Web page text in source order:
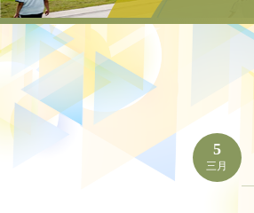
5
三月